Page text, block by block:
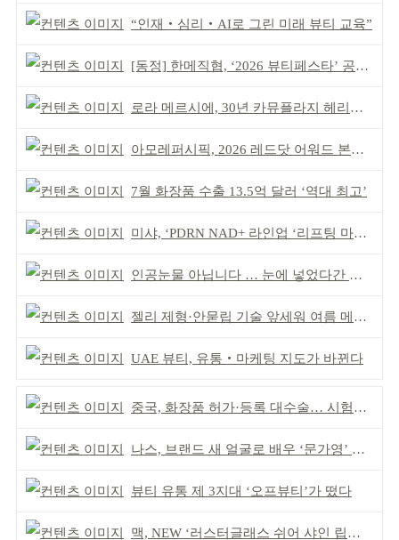
“인재‧심리‧AI로 그린 미래 뷰티 교육”
[동정] 한메직협, ‘2026 뷰티페스타’ 공동 주최
로라 메르시에, 30년 카뮤플라지 헤리티지 담아
아모레퍼시픽, 2026 레드닷 어워드 본상 2개 수상
7월 화장품 수출 13.5억 달러 ‘역대 최고’
미샤, ‘PDRN NAD+ 라인업 ‘리프팅 마스크’ 출시
인공눈물 아닙니다 … 눈에 넣었다간 각막 손상
젤리 제형·안묻립 기술 앞세워 여름 메이크업 시장 공략
UAE 뷰티, 유통‧마케팅 지도가 바뀐다
중국, 화장품 허가·등록 대수술… 시험자료 공용 허용
나스, 브랜드 새 얼굴로 배우 ‘문가영’ 발탁
뷰티 유통 제 3지대 ‘오프뷰티’가 떴다
맥, NEW ‘러스터글래스 쉬어 샤인 립스틱’ 출시